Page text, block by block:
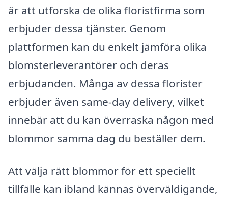
är att utforska de olika floristfirma som
erbjuder dessa tjänster. Genom
plattformen kan du enkelt jämföra olika
blomsterleverantörer och deras
erbjudanden. Många av dessa florister
erbjuder även same-day delivery, vilket
innebär att du kan överraska någon med
blommor samma dag du beställer dem.
Att välja rätt blommor för ett speciellt
tillfälle kan ibland kännas överväldigande,